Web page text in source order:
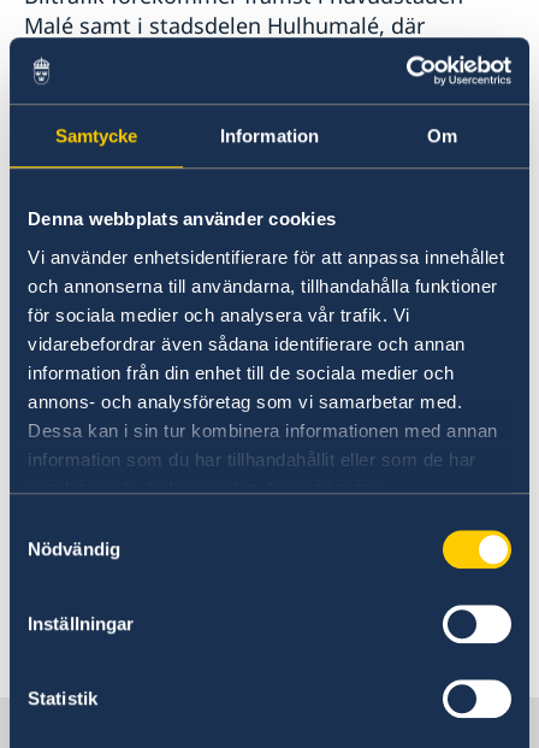
Samtycke Information Om
Denna webbplats använder cookies
Vi använder enhetsidentifierare för att anpassa innehållet
och annonserna till användarna, tillhandahålla funktioner
för sociala medier och analysera vår trafik. Vi
vidarebefordrar även sådana identifierare och annan
information från din enhet till de sociala medier och
annons- och analysföretag som vi samarbetar med.
Dessa kan i sin tur kombinera informationen med annan
information som du har tillhandahållit eller som de har
samlat in när du har använt deras tjänster.
Nödvändig
Inställningar
Statistik
Kriminalitet och personlig säkerhet
Trafiksäkerhet
Generell reseinformation - Maldiverna
Malé samt i stadsdelen Hulhumalé, där
vägförhållandena ofta är utmanande på grund
av smala gator, begränsad infrastruktur och
avsaknad av trottoarer, vilket medför
regelbundna trafikstockningar. Endast ett fåtal
öar har etablerad väginfrastruktur som
möjliggör biltransport.
Båttrafiken mellan Malé och övriga öar är
välfungerande, och transporten mellan
internationella flygplatsen och turistresorter är
vanligtvis samordnad med flygens avgångs-
och ankomsttider, ofta arrangerad av
hotellanläggningarna själva.
Att hyra privat motorbåt är förenat med höga
resenärer i god tid bokar transfer via boendet